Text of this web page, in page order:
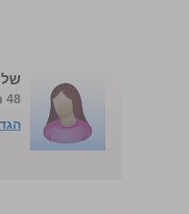
48 תגובות. 0 כתבות.